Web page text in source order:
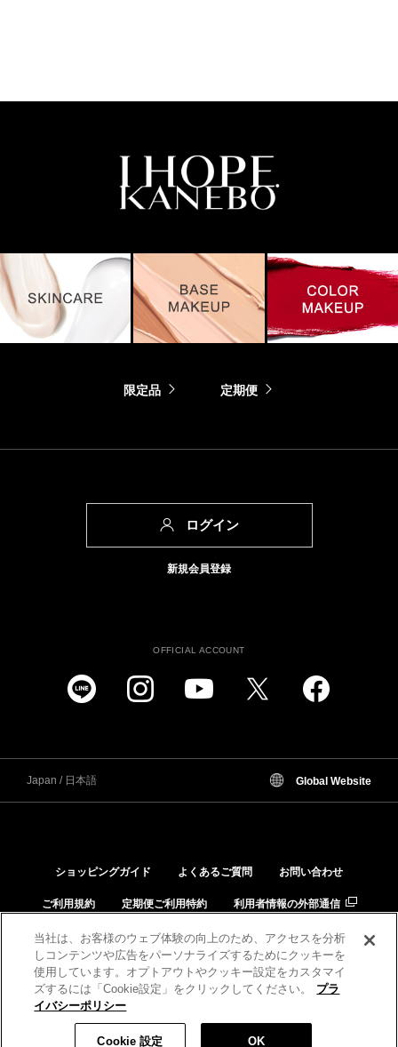
税込 5,060 円
限定品 定期便
ログイン
新規会員登録
OFFICIAL ACCOUNT
Japan / 日本語 Global Website
ショッピングガイド よくあるご質問 お問い合わせ
ご利用規約 定期便ご利用特約 利用者情報の外部通信
個人情報保護方針 特定商取引法に基づく表示
品質と安全への取り組み 肌と化粧品の相性チェック
当社は、お客様のウェブ体験の向上のため、アクセスを分析
しコンテンツや広告をパーソナライズするためにクッキーを
使用しています。オプトアウトやクッキー設定をカスタマイ
ズするには「Cookie設定」をクリックしてください。
プラ
イバシーポリシー
Cookie 設定 OK